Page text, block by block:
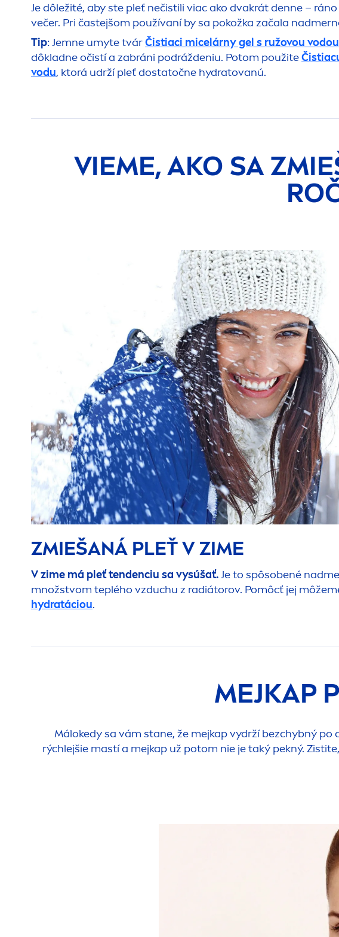
Je dôležité, aby ste pleť nečistili viac ako dvakrát denne –
večer. Pri častejšom používaní by sa pokožka začala
Tip: Jemne umyte tvárČistiaci micelárny gel s ružovou vodou
dôkladne očistí a zabráni podráždeniu. Potom použite
vodu, ktorá udrží pleť dostatočne hydratovanú.
VIEME, AKO SA
ZMIEŠANÁ PLEŤ V ZIME
V zime má pleť tendenciu sa vysúšať.Je to spôsobené
množstvom teplého vzduchu z radiátorov. Pomôcť jej
hydratáciou.
MEJKAP
Málokedy sa vám stane, že mejkap vydrží bezchybný
rýchlejšie mastí a mejkap už potom nie je taký pekný.